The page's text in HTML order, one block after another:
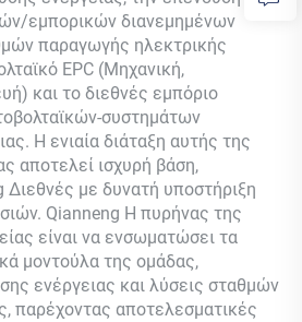
εμπορικών διανεμημένων
παραγωγής ηλεκτρικής
EPC (Μηχανική,
και το διεθνές εμπόριο
συστημάτων
Η ενιαία διάταξη αυτής της
αποτελεί ισχυρή βάση,
Διεθνές με δυνατή υποστήριξη
Qianneng Η πυρήνας της
είναι να ενσωματώσει τα
μοντούλα της ομάδας,
ενέργειας και λύσεις σταθμών
παρέχοντας αποτελεσματικές